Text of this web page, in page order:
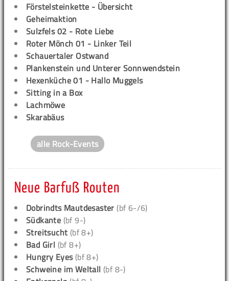
Förstelsteinkette - Übersicht
Geheimaktion
Sulzfels 02 - Rote Liebe
Roter Mönch 01 - Linker Teil
Schauertaler Ostwand
Plankenstein und Unterer Sonnwendstein
Hexenküche 01 - Hallo Muggels
Sitting in a Box
Lachmöwe
Skarabäus
alle Rock-Events
Neue Barfuß Routen
Dobrindts Mautdesaster (bf 6-/6)
Südkante (bf 9-)
Streitsucht (bf 8+)
Bad Girl (bf 8+)
Hungry Eyes(bf 8+)
Schweine im Weltall (bf 8-)